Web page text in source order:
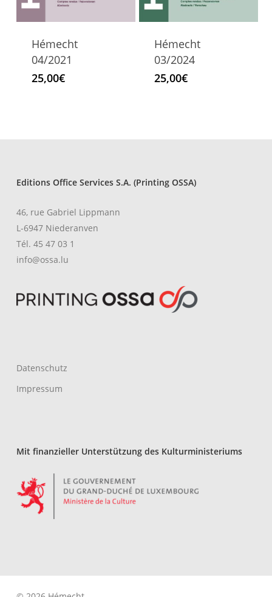
Hémecht
04/2021
25,00€
Hémecht
03/2024
25,00€
Editions Office Services S.A. (Printing OSSA)
46, rue Gabriel Lippmann
L-6947 Niederanven
Tél. 45 47 03 1
info@ossa.lu
Datenschutz
Impressum
Mit finanzieller Unterstützung des Kulturministeriums